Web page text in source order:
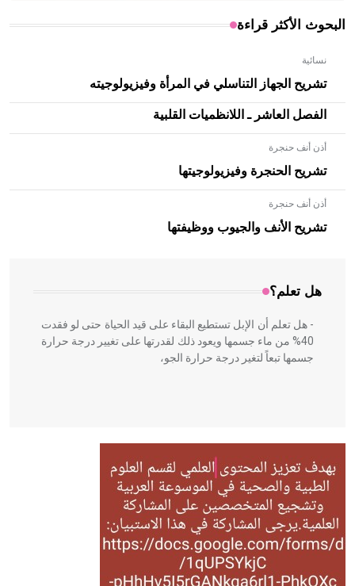
البحوث الأكثر قراءة
نسائية
تشريح الجهاز التناسلي في المرأة وفيزيولوجيته
الفصل العاشر ـ اللانظميات القلبية
أذن أنف حنجرة
تشريح الحنجرة وفيزيولوجيتها
أذن أنف حنجرة
تشريح الأنف والجيوب ووظيفتها
هل تعلم؟
- هل تعلم أن الأبلق نوع من الفنون الهندسية التي ارتبطت
بالعمارة الإسلامية في بلاد الشام ومصر خاصة، حيث يحرص
المعمار على بناء مداميكه وخاصة في الواجهات
- هل تعلم أن الإبل تستطيع البقاء على قيد الحياة حتى لو فقدت
40% من ماء جسمها ويعود ذلك لقدرتها على تغيير درجة حرارة
جسمها تبعاً لتغير درجة حرارة الجو،
- هل تعلم أن أبقراط كتب في الطب أربعة مؤلفات هي:
الحكم، الأدلة، تنظيم التغذية، ورسالته في جروح الرأس. ويعود
له الفضل بأنه حرر الطب من الدين والفلسفة.
- هل تعلم أن المرجان إفراز حيواني يتكون في البحر ويتركب
من مادة كربونات الكلسيوم، وهو أحمر أو شديد الحمرة وهو